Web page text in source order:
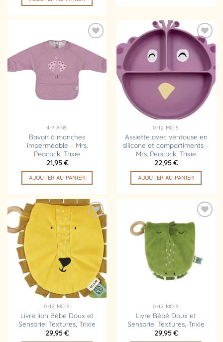
Ajouter
à la
4-7 ANS
Bavoir à manches
imperméable – Mrs.
Peacock, Trixie
21,95€
AJOUTER AU PANIER
Ajouter
à la
liste
d’envies
0-12 MOIS
Assiette avec ventouse en
silicone et compartiments –
Mrs. Peacock, Trixie
22,95€
AJOUTER AU PANIER
Ajouter
0-12 MOIS
Livre lion Bébé Doux et
Sensoriel Textures, Trixie
29,95€
Ajouter
à la
liste
d’envies
0-12 MOIS
Livre Bébé Doux et
Sensoriel Textures, Trixie
29,95€